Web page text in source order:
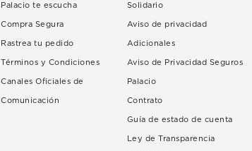
Palacio te escucha
Compra Segura
Rastrea tu pedido
Términos y Condiciones
Canales Oficiales de
Comunicación
Solidario
Aviso de privacidad
Adicionales
Aviso de Privacidad Seguros
Palacio
Contrato
Guía de estado de cuenta
Ley de Transparencia